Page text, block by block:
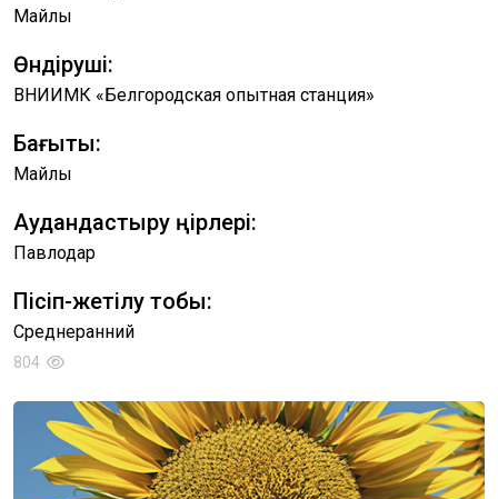
Майлы
Өндіруші:
ВНИИМК «Белгородская опытная станция»
Бағыты:
Майлы
Аудандастыру өңірлері:
Павлодар
Пісіп-жетілу тобы:
Среднеранний
804